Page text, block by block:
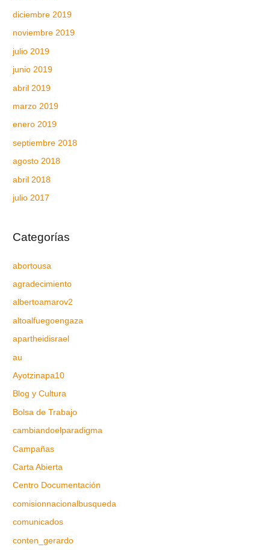
diciembre 2019
noviembre 2019
julio 2019
junio 2019
abril 2019
marzo 2019
enero 2019
septiembre 2018
agosto 2018
abril 2018
julio 2017
Categorías
abortousa
agradecimiento
albertoamarov2
altoalfuegoengaza
apartheidisrael
au
Ayotzinapa10
Blog y Cultura
Bolsa de Trabajo
cambiandoelparadigma
Campañas
Carta Abierta
Centro Documentación
comisionnacionalbusqueda
comunicados
conten_gerardo